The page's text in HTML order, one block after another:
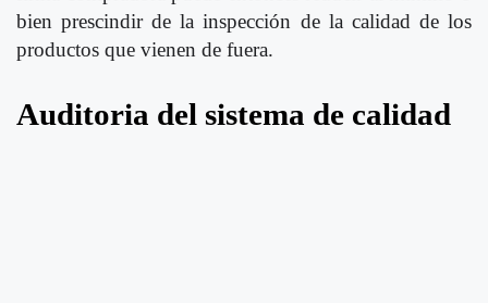
bien prescindir de la inspección de la calidad de los
productos que vienen de fuera.
Auditoria del sistema de calidad